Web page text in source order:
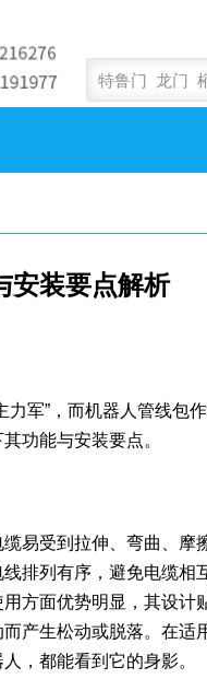
安装要点解析
军”，而机器人管线包
功能与安装要点。
易受到拉伸、弯曲、摩
排列有序，避免电缆相
方面优势明显，其设计
产生松动或脱落。在适
，都能看到它的身影。